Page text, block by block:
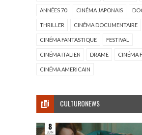
ANNÉES 70 CINÉMA JAPONAIS
THRILLER CINÉMA DOCUMENTAIRE
CINÉMA FANTASTIQUE FESTIVAL
CINÉMA ITALIEN DRAME CINÉMA
CINÉMA AMERICAIN
CULTURONEWS